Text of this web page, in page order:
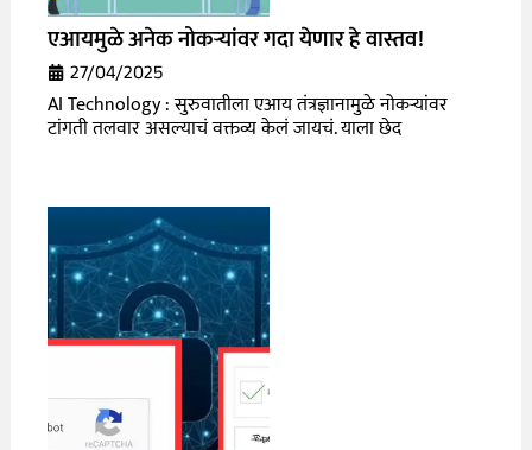
एआयमुळे अनेक नोकऱ्यांवर गदा येणार हे वास्तव!
27/04/2025
AI Technology : सुरुवातीला एआय तंत्रज्ञानामुळे नोकऱ्यांवर
टांगती तलवार असल्याचं वक्तव्य केलं जायचं. याला छेद